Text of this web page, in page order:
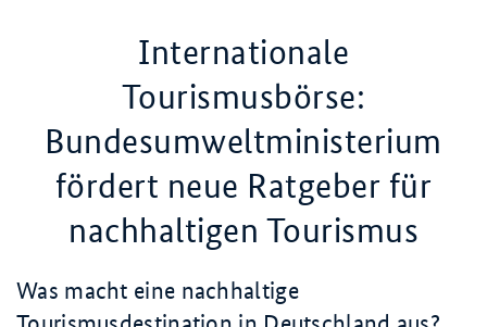
Internationale
Tourismusbörse:
Bundesumweltministerium
fördert neue Ratgeber für
nachhaltigen Tourismus
Was macht eine nachhaltige